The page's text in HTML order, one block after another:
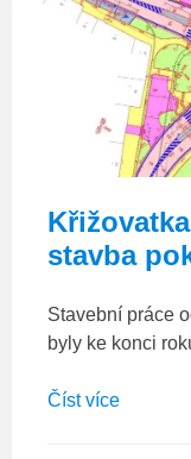
stavba
Stavební práce
byly ke konci
Číst více